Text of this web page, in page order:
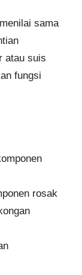
sama
atau suis
fungsi
rosak